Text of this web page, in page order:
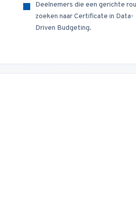
Deelnemers die een gerichte
zoeken naar Certificate in Data-
Driven Budgeting.